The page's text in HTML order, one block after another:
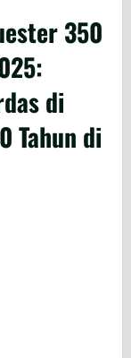
350
di
Tahun di